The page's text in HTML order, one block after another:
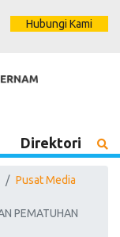
Hubungi Kami
Direktori
Pusat Media
PEMATUHAN